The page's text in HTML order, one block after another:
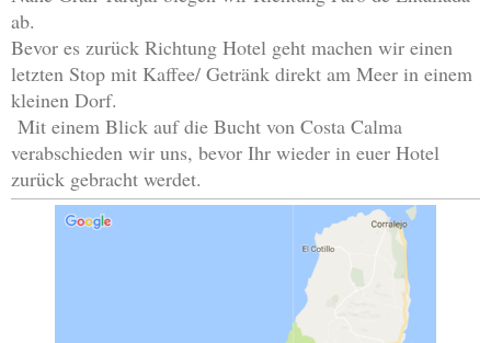
ab.
Bevor es zurück Richtung Hotel geht machen wir einen
letzten Stop mit Kaffee/ Getränk direkt am Meer in einem
kleinen Dorf.
Mit einem Blick auf die Bucht von Costa Calma
verabschieden wir uns, bevor Ihr wieder in euer Hotel
zurück gebracht werdet.